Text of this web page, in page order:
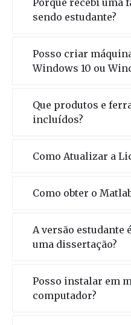
sendo estudante?
Posso criar
Windows 10 ou
Que produtos e
incluídos?
Como Atualizar a
Como obter o
A versão estudante
uma dissertação?
Posso instalar em
computador?